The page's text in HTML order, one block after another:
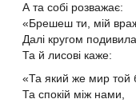
А та собі розважає:
«Брешеш ти, мій
Далі кругом
Та й лисові каже:
«Та який же мир той
Та спокій між нами,